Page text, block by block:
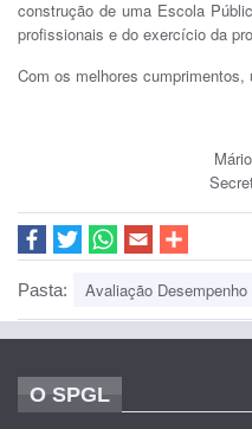
construção de uma Escola
profissionais e do exercício da
Com os melhores cumprimentos,
Pasta: Avaliação Desempenho
O SPGL